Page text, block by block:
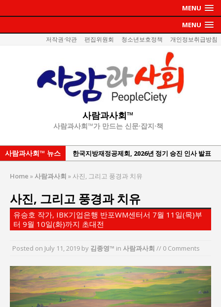
MENU
MENU
저작권·약관 편집위원회 청소년보호정책 개인정보취급방침
사람과사회™
사람과사회™가 만드는 신문·잡지·책
사람과사회™ 뉴스
한국지방재정공제회, 2026년 정기 승진 인사 발표
세미나 개최
서효석 충청향우회중앙회 총재 취임 논란 확산
지방의회 공약은 ‘빛 좋은 개살구’인가?
“7월 1일 의장 선출은 ‘위법’이다”
현”
김종대, “현대전, 강한 군대도 약해질 수 있다”
이홍원 작가, 생활문화상품 4종 판매
통일 지향 2국가론: 한반도 평화의 새로운 길
Home »사람과사회 » 사진, 그리고 풍경과 치유
사진, 그리고 풍경과 치유
유승호 작가, IBK기업은행 반포WM센터서 7월 11일(목)부
터 9월 10일(화)까지 초대전
Posted on July 11, 2019 by 김종영™ in 사람과사회 // 0 Comments